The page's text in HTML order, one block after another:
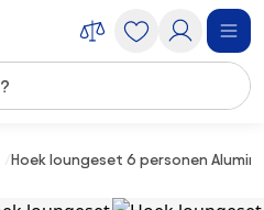
Hoek loungeset 6 personen